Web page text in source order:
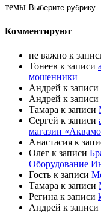
темы
Комментируют
не важно к
Тонеев к записи
мошенники
Андрей к записи
Андрей к записи
Тамара к записи
Сергей к записи
магазин
Анастасия к
Олег к записи
Оборудование
Гость к записи
Тамара к записи
Регина к записи
Андрей к записи